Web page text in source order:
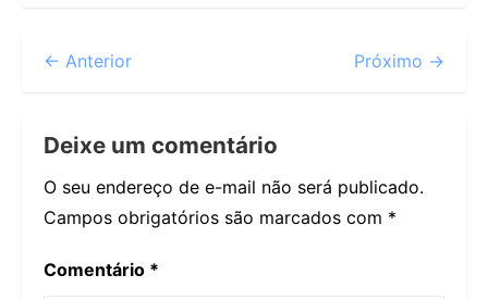
← Anterior Próximo →
Deixe um comentário
O seu endereço de e-mail não será publicado.
Campos obrigatórios são marcados com *
Comentário *